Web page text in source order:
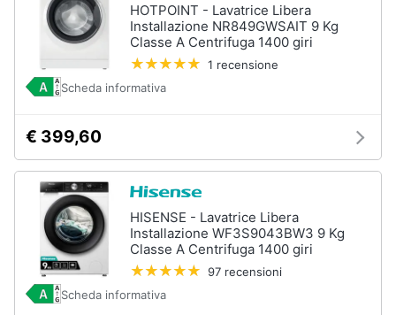
HOTPOINT - Lavatrice Libera
Installazione NR849GWSAIT 9 Kg
Classe A Centrifuga 1400 giri
1 recensione
Scheda informativa
€ 399,60
HISENSE - Lavatrice Libera
Installazione WF3S9043BW3 9 Kg
Classe A Centrifuga 1400 giri
97 recensioni
Scheda informativa